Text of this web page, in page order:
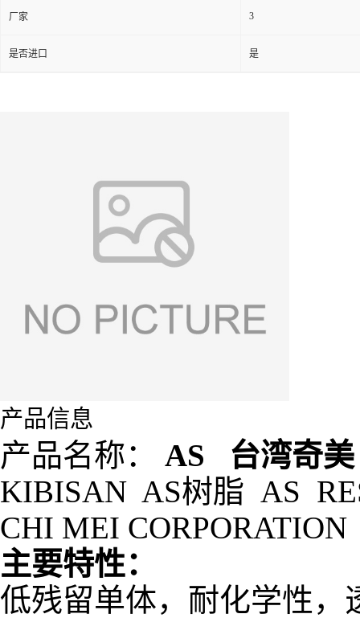
厂家 3
是否进口 是
产品信息
产品名称：
AS 台湾奇美
KIBISAN AS树脂 AS
CHI MEI CORPORATION
主要特性：
低残留单体，耐化学性，